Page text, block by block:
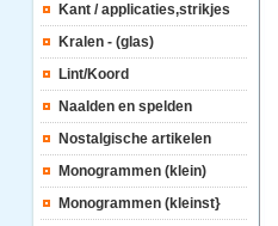
Kant / applicaties,strikjes
Kralen - (glas)
Lint/Koord
Naalden en spelden
Nostalgische artikelen
Monogrammen (klein)
Monogrammen (kleinst}